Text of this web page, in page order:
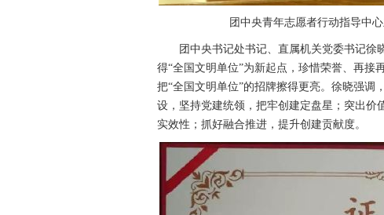
团中央青年志愿者行动指导中心
团中央书记处书记、直属机关党委书记徐
得“全国文明单位”为新起点，珍惜荣誉、再接
把“全国文明单位”的招牌擦得更亮。徐晓强调
设，坚持党建统领，把牢创建定盘星；突出价
实效性；抓好融合推进，提升创建贡献度。